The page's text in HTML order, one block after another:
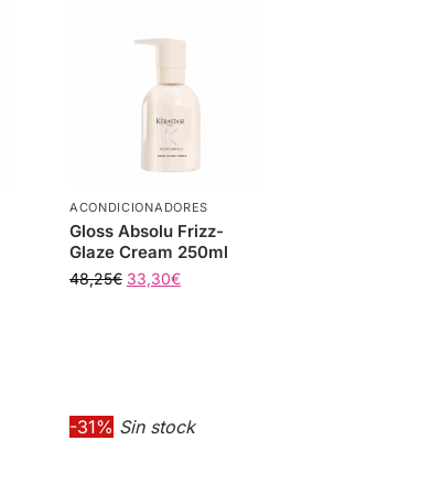
ACONDICIONADORES
Gloss Absolu Frizz-
Glaze Cream 250ml
48,25€ 33,30€
-31% Sin stock